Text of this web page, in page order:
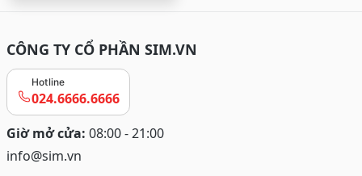
CÔNG TY CỔ PHẦN SIM.VN
Hotline
024.6666.6666
Giờ mở cửa: 08:00 - 21:00
info@sim.vn